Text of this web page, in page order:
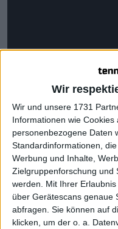
Wir
Wir und unsere 1731
Informationen wie
personenbezogene Daten
Standardinformationen,
Werbung und Inhalte,
Zielgruppenforschung und
werden.
Mit Ihrer
über Gerätescans genaue
abfragen. Sie können auf
klicken, um der o. a.
Die Nervosität war